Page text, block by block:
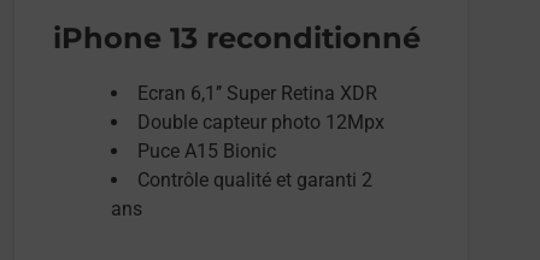
iPhone 13 reconditionné
Ecran 6,1’’ Super Retina XDR
Double capteur photo 12Mpx
Puce A15 Bionic
Contrôle qualité et garanti 2
ans